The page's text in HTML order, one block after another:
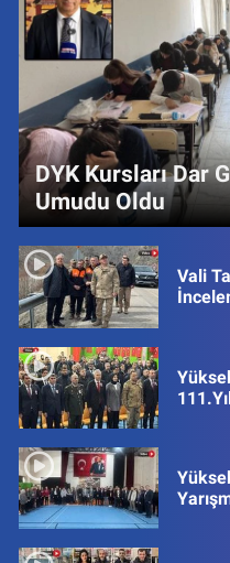
DYK Kursları Dar
Umudu Oldu
Vali